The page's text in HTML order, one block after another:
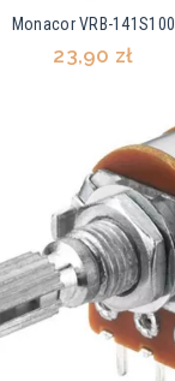
Monacor VRB-141S100
23,90 zł